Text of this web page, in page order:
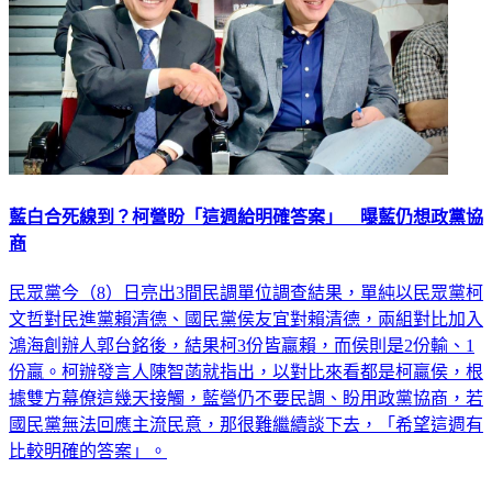
藍白合死線到？柯營盼「這週給明確答案」 曝藍仍想政黨協
商
民眾黨今（8）日亮出3間民調單位調查結果，單純以民眾黨柯
文哲對民進黨賴清德、國民黨侯友宜對賴清德，兩組對比加入
鴻海創辦人郭台銘後，結果柯3份皆贏賴，而侯則是2份輸、1
份贏。柯辦發言人陳智菡就指出，以對比來看都是柯贏侯，根
據雙方幕僚這幾天接觸，藍營仍不要民調、盼用政黨協商，若
國民黨無法回應主流民意，那很難繼續談下去，「希望這週有
比較明確的答案」。